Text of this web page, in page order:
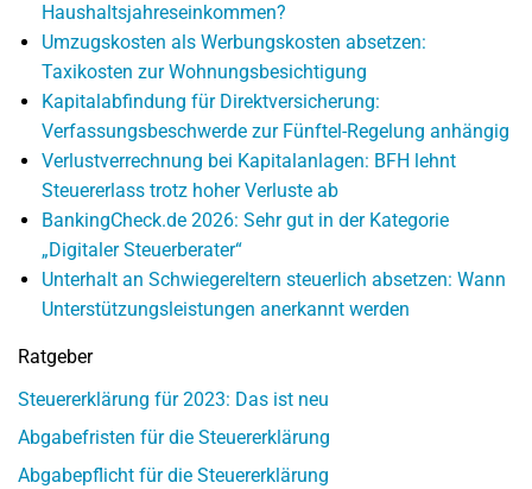
Haushaltsjahreseinkommen?
Umzugskosten als Werbungskosten absetzen:
Taxikosten zur Wohnungsbesichtigung
Kapitalabfindung für Direktversicherung:
Verfassungsbeschwerde zur Fünftel-Regelung anhängig
Verlustverrechnung bei Kapitalanlagen: BFH lehnt
Steuererlass trotz hoher Verluste ab
BankingCheck.de 2026: Sehr gut in der Kategorie
„Digitaler Steuerberater“
Unterhalt an Schwiegereltern steuerlich absetzen: Wann
Unterstützungsleistungen anerkannt werden
Ratgeber
Steuererklärung für 2023: Das ist neu
Abgabefristen für die Steuererklärung
Abgabepflicht für die Steuererklärung